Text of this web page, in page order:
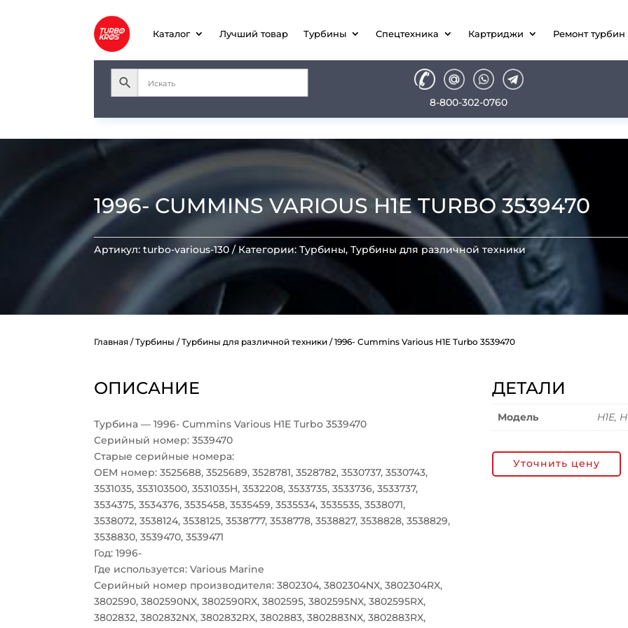
Каталог Лучший товар Турбины Спецтехника Картриджи Ремонт турбин
8-800-302-0760
1996- CUMMINS VARIOUS H1E TURBO 3539470
Артикул:turbo-various-130 Категории:Турбины,Турбины для различной техники
Главная /Турбины /Турбины для различной техники / 1996- Cummins Various H1E Turbo 3539470
ОПИСАНИЕ
Турбина — 1996- Cummins Various H1E Turbo 3539470
Серийный номер: 3539470
Старые серийные номера:
OEM номер: 3525688, 3525689, 3528781, 3528782, 3530737, 3530743,
3531035, 353103500, 3531035H, 3532208, 3533735, 3533736, 3533737,
3534375, 3534376, 3535458, 3535459, 3535534, 3535535, 3538071,
3538072, 3538124, 3538125, 3538777, 3538778, 3538827, 3538828, 3538829,
3538830, 3539470, 3539471
Год: 1996-
Где используется: Various Marine
Серийный номер производителя: 3802304, 3802304NX, 3802304RX,
3802590, 3802590NX, 3802590RX, 3802595, 3802595NX, 3802595RX,
3802832, 3802832NX, 3802832RX, 3802883, 3802883NX, 3802883RX,
ДЕТАЛИ
Модель H1E,
Уточнить цену